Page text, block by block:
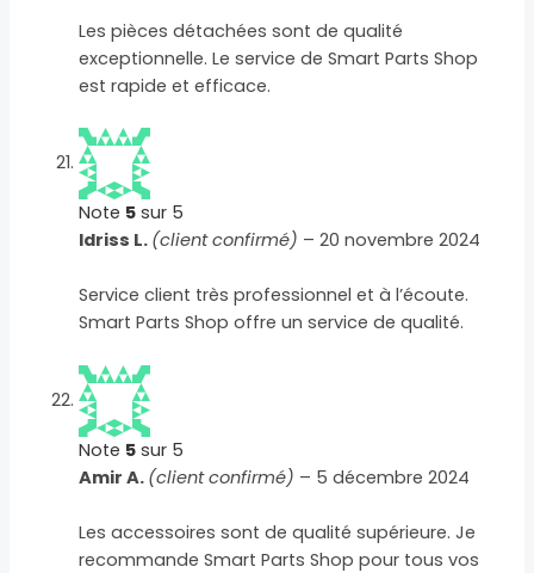
Les pièces détachées sont de qualité
exceptionnelle. Le service de Smart Parts Shop
est rapide et efficace.
Note 5 sur 5
Idriss L. (client confirmé) – 20 novembre 2024
Service client très professionnel et à l’écoute.
Smart Parts Shop offre un service de qualité.
Note 5 sur 5
Amir A. (client confirmé) – 5 décembre 2024
Les accessoires sont de qualité supérieure. Je
recommande Smart Parts Shop pour tous vos